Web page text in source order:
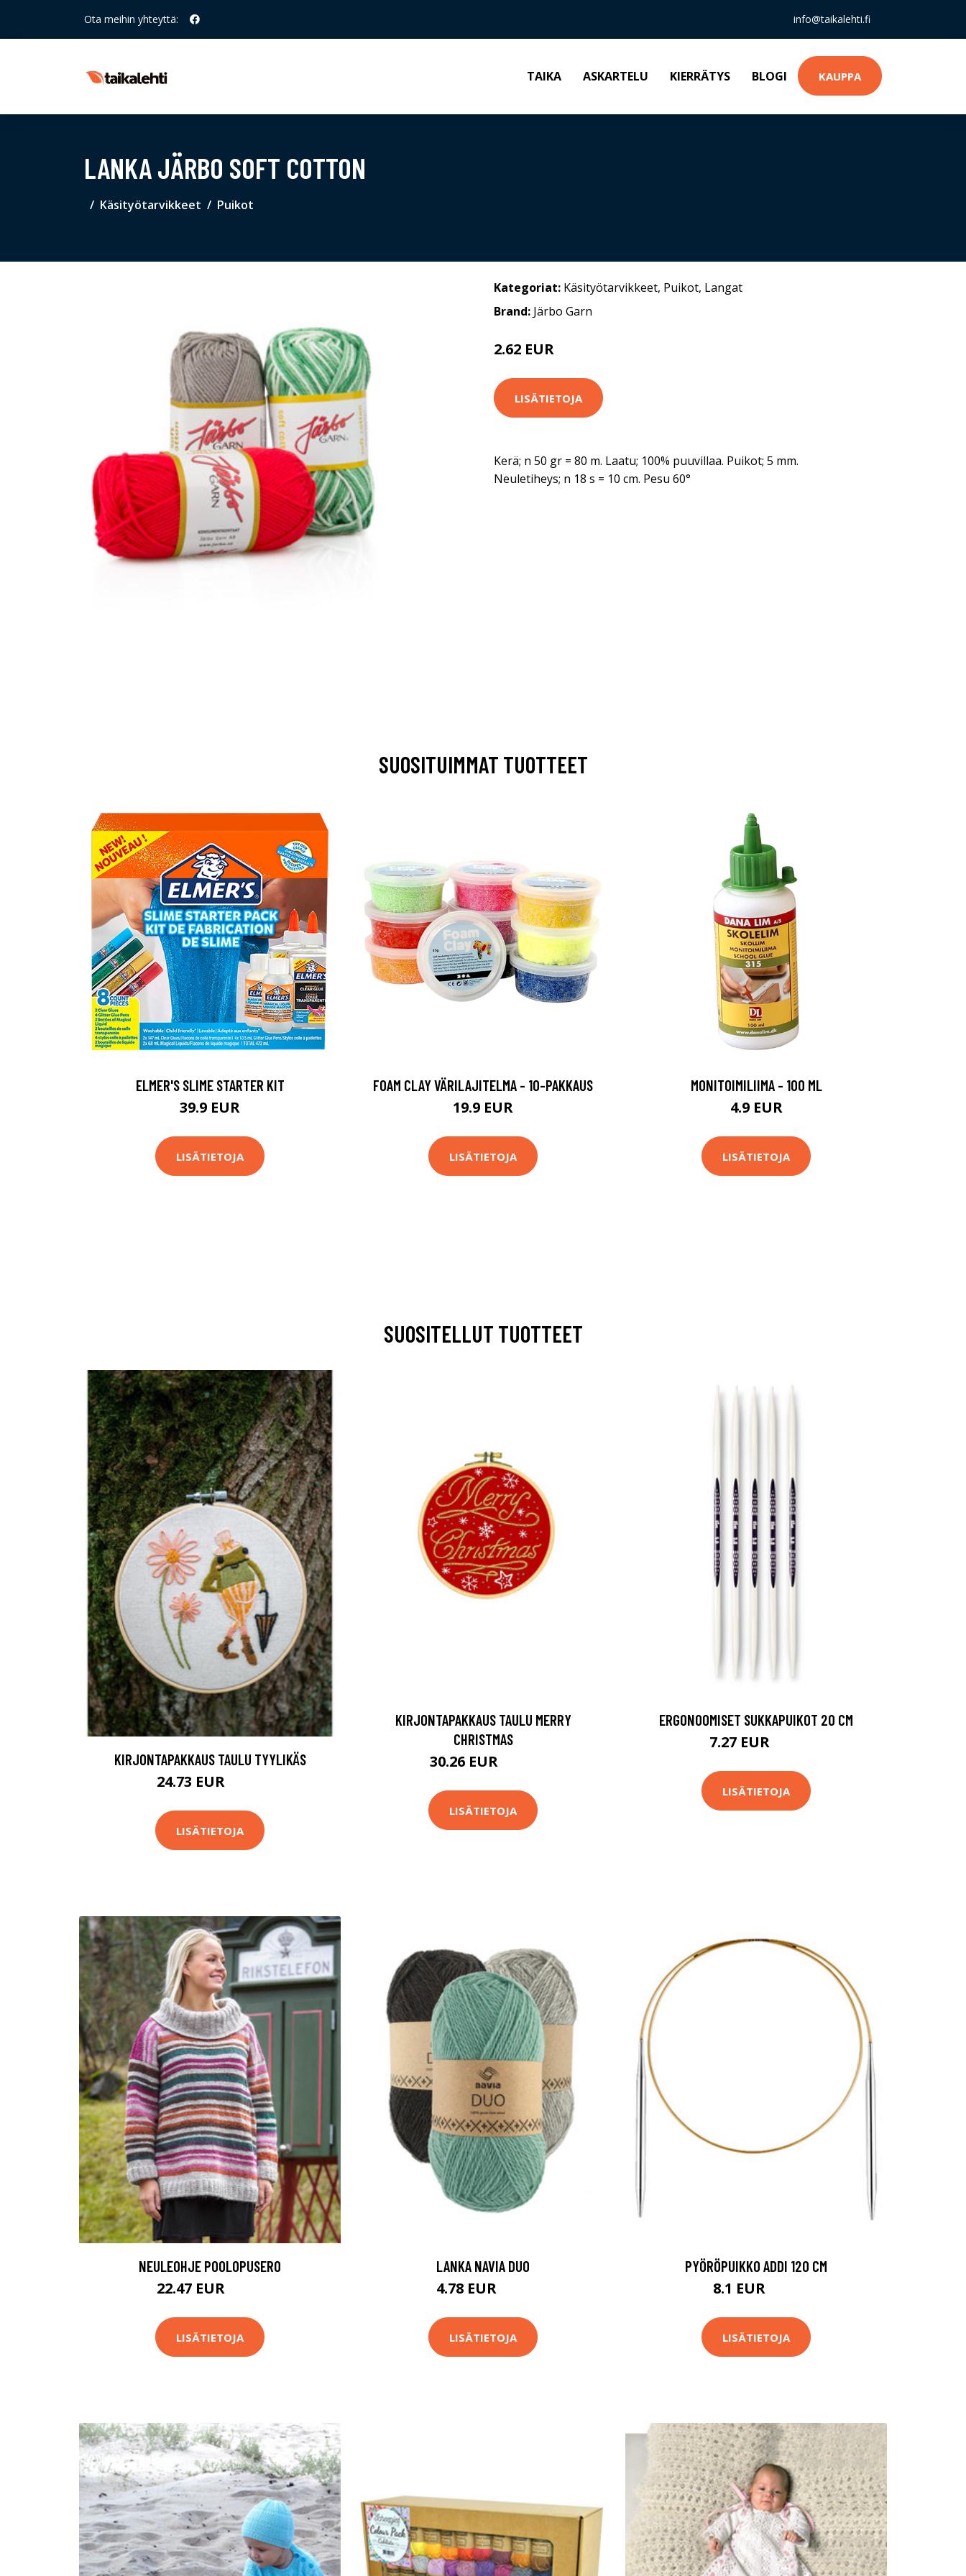
Ota meihin yhteyttä: info@taikalehti.fi
TAIKA ASKARTELU KIERRÄTYS BLOGI KAUPPA
LANKA JÄRBO SOFT COTTON
Käsityötarvikkeet Puikot
Kategoriat: Käsityötarvikkeet, Puikot, Langat
Brand: Järbo Garn
2.62 EUR
LISÄTIETOJA
Kerä; n 50 gr = 80 m. Laatu; 100% puuvillaa. Puikot; 5 mm.
Neuletiheys; n 18 s = 10 cm. Pesu 60°
SUOSITUIMMAT TUOTTEET
ELMER'S SLIME STARTER KIT
39.9 EUR
LISÄTIETOJA
FOAM CLAY VÄRILAJITELMA - 10-PAKKAUS
19.9 EUR
LISÄTIETOJA
MONITOIMILIIMA - 100 ML
4.9 EUR
LISÄTIETOJA
SUOSITELLUT TUOTTEET
KIRJONTAPAKKAUS TAULU TYYLIKÄS
24.73 EUR
LISÄTIETOJA
KIRJONTAPAKKAUS TAULU MERRY
CHRISTMAS
30.26 EUR
LISÄTIETOJA
ERGONOOMISET SUKKAPUIKOT 20 CM
7.27 EUR
LISÄTIETOJA
NEULEOHJE POOLOPUSERO
22.47 EUR
LISÄTIETOJA
LANKA NAVIA DUO
4.78 EUR
LISÄTIETOJA
PYÖRÖPUIKKO ADDI 120 CM
8.1 EUR
LISÄTIETOJA